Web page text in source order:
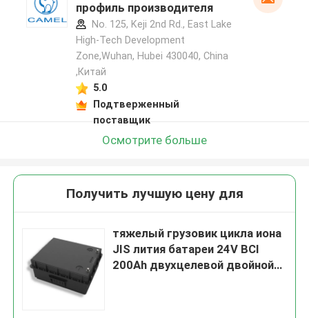
профиль производителя
No. 125, Keji 2nd Rd., East Lake
High-Tech Development
Zone,Wuhan, Hubei 430040, China
,Китай
5.0
Подтверженный
поставщик
Осмотрите больше
Получить лучшую цену для
тяжелый грузовик цикла иона
JIS лития батареи 24V BCI
200Ah двухцелевой двойной